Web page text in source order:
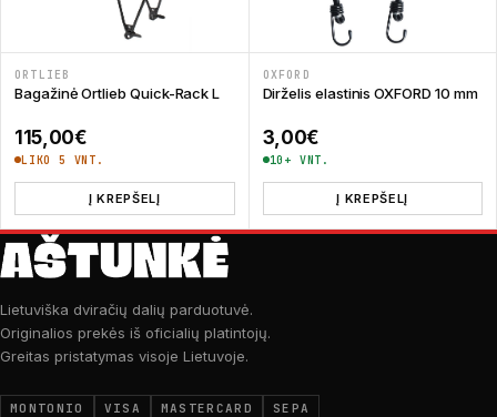
ORTLIEB
Bagažinė Ortlieb Quick-Rack L
115,00€
LIKO 5 VNT.
Į KREPŠELĮ
OXFORD
Dirželis elastinis OXFORD 10 mm
3,00€
10+ VNT.
Į KREPŠELĮ
Lietuviška dviračių dalių parduotuvė.
Originalios prekės iš oficialių platintojų.
Greitas pristatymas visoje Lietuvoje.
MONTONIO VISA MASTERCARD SEPA